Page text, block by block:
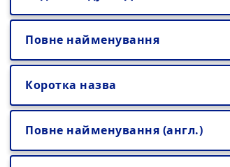
Повне найменування
Коротка назва
Повне найменування (англ.)